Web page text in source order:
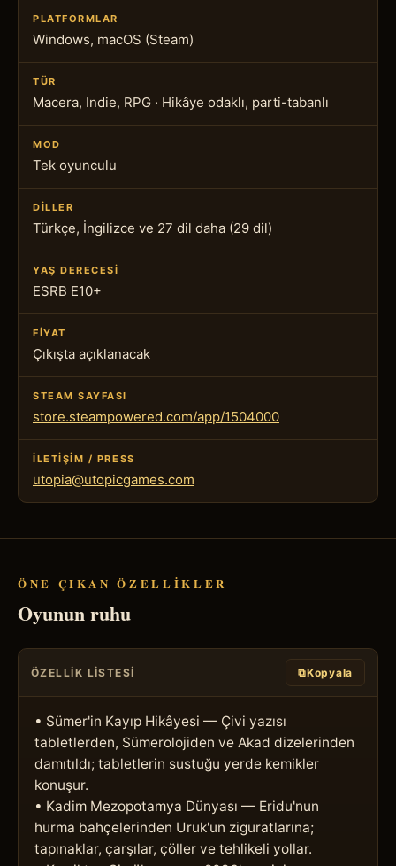
PLATFORMLAR
Windows, macOS (Steam)
TÜR
Macera, Indie, RPG · Hikâye odaklı, parti-tabanlı
MOD
Tek oyunculu
DILLER
Türkçe, İngilizce ve 27 dil daha (29 dil)
YAŞ DERECESI
ESRB E10+
FIYAT
Çıkışta açıklanacak
STEAM SAYFASI
store.steampowered.com/app/1504000
İLETIŞIM / PRESS
utopia@utopicgames.com
ÖNE ÇIKAN ÖZELLIKLER
Oyunun ruhu
ÖZELLIK LISTESI ⧉Kopyala
• Sümer'in Kayıp Hikâyesi — Çivi yazısı
tabletlerden, Sümerolojiden ve Akad dizelerinden
damıtıldı; tabletlerin sustuğu yerde kemikler
konuşur.
• Kadim Mezopotamya Dünyası — Eridu'nun
hurma bahçelerinden Uruk'un ziguratlarına;
tapınaklar, çarşılar, çöller ve tehlikeli yollar.